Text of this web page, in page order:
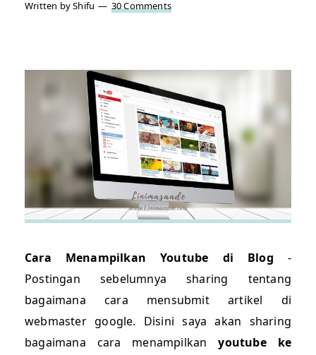
Written by Shifu 30 Comments
Cara Menampilkan Youtube di Blog -
Postingan sebelumnya sharing tentang
bagaimana cara mensubmit artikel di
webmaster google. Disini saya akan sharing
bagaimana cara menampilkanyoutube ke